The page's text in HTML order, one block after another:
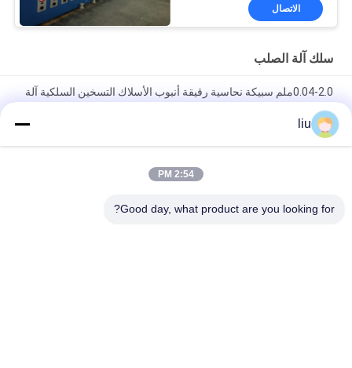
الاتصال
سلك آلة الصلب
0.04-2.0ملم سبيكة نحاسية رقيقة أنبوب الأسلاك التسخين السلكية آلة
حفر
التسخين
0.05-2.52mm سلك سبيكة النحاس التسخين صناعة الصفائح التواء
liu
2:54 PM
Good day, what product are you looking for?